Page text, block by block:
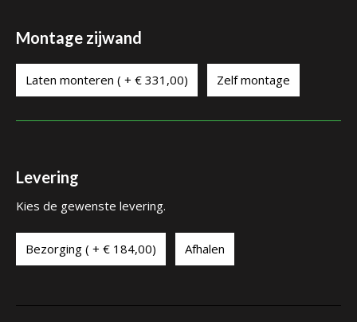
Montage zijwand
Laten monteren ( + € 331,00) Zelf montage
Levering
Kies de gewenste levering.
Bezorging ( + € 184,00) Afhalen